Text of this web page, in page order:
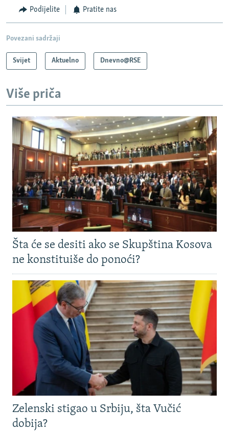
Podijelite Pratite nas
Povezani sadržaji
Svijet Aktuelno Dnevno@RSE
Više priča
Šta će se desiti ako se Skupština Kosova
ne konstituiše do ponoći?
Zelenski stigao u Srbiju, šta Vučić
dobija?